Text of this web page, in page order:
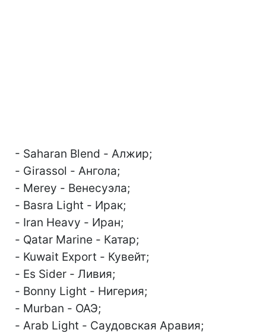
- Saharan Blend - Алжир;
- Girassol - Ангола;
- Merey - Венесуэла;
- Basra Light - Ирак;
- Iran Heavy - Иран;
- Qatar Marine - Катар;
- Kuwait Export - Кувейт;
- Es Sider - Ливия;
- Bonny Light - Нигерия;
- Murban - ОАЭ;
- Arab Light - Саудовская Аравия;